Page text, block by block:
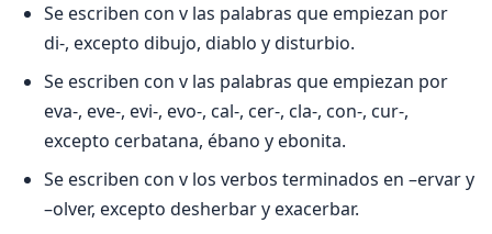
Se escriben con v las palabras que empiezan por
di-, excepto dibujo, diablo y disturbio.
Se escriben con v las palabras que empiezan por
eva-, eve-, evi-, evo-, cal-, cer-, cla-, con-, cur-,
excepto cerbatana, ébano y ebonita.
Se escriben con v los verbos terminados en –ervar y
–olver, excepto desherbar y exacerbar.